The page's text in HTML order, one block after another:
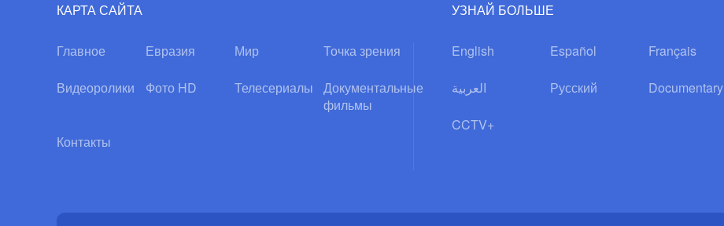
КАРТА САЙТА
Главное Евразия Мир Точка зрения
Видеоролики Фото HD Телесериалы
Документальные
фильмы
Контакты
УЗНАЙ БОЛЬШЕ
English Español Français
العربية Русский Documentary
CCTV+